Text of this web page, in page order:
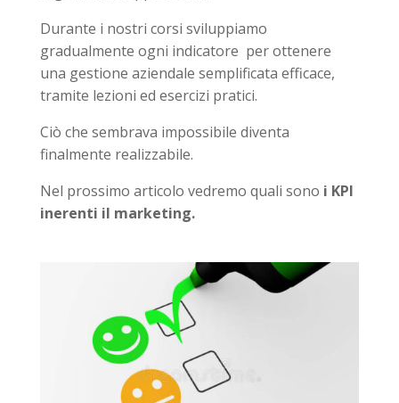
Durante i nostri corsi sviluppiamo
gradualmente ogni indicatore per ottenere
una gestione aziendale semplificata efficace,
tramite lezioni ed esercizi pratici.
Ciò che sembrava impossibile diventa
finalmente realizzabile.
Nel prossimo articolo vedremo quali sono i KPI
inerenti il marketing.